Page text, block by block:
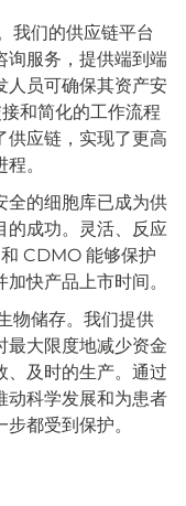
们的供应链平台
询服务，提供端到端
人员可确保其资产安
和简化的工作流程
供应链，实现了更高
。
全的细胞库已成为供
的成功。灵活、反应
CDMO 能够保护
快产品上市时间。
物储存。我们提供
最大限度地减少资金
、及时的生产。通过
动科学发展和为患者
都受到保护。